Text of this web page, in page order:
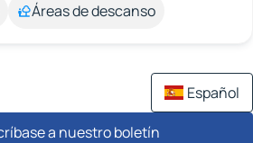
Áreas de descanso
Español
a nuestro boletín